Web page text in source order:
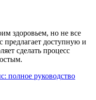
здоровьем, но не все
предлагает доступную и
сделать процесс